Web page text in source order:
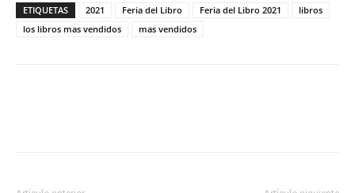
ETIQUETAS 2021 Feria del Libro Feria del Libro 2021
libros
los libros mas vendidos
mas vendidos